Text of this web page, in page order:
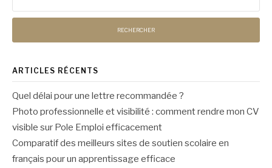
ARTICLES RÉCENTS
Quel délai pour une lettre recommandée ?
Photo professionnelle et visibilité : comment rendre mon CV
visible sur Pole Emploi efficacement
Comparatif des meilleurs sites de soutien scolaire en
français pour un apprentissage efficace